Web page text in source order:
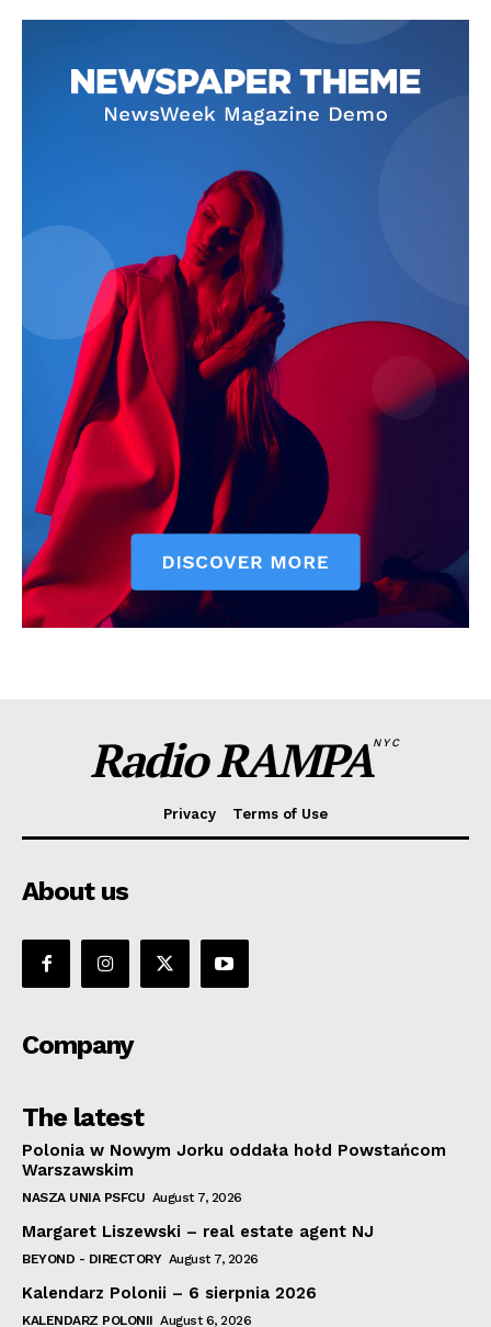
Radio RAMPANYC
Privacy Terms of Use
About us
Company
The latest
Polonia w Nowym Jorku oddała hołd Powstańcom
Warszawskim
NASZA UNIA PSFCU August 7, 2026
Margaret Liszewski – real estate agent NJ
BEYOND - DIRECTORY August 7, 2026
Kalendarz Polonii – 6 sierpnia 2026
KALENDARZ POLONII August 6, 2026